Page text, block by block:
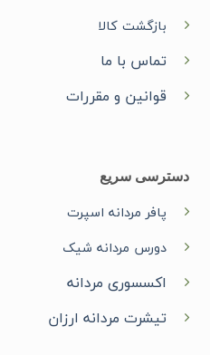
بازگشت کالا
تماس با ما
قوانین و مقررات
دسترسی سریع
پافر مردانه اسپرت
دورس مردانه شیک
اکسسوری مردانه
تیشرت مردانه ارزان